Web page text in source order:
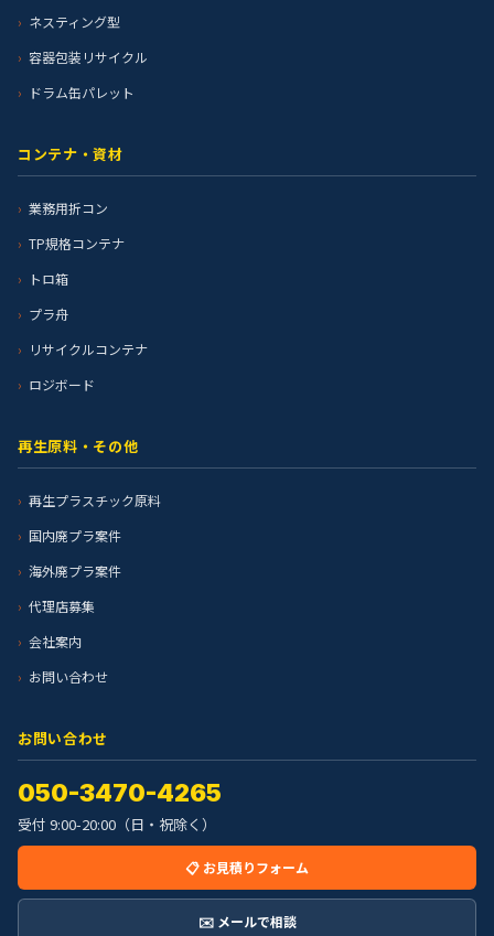
ネスティング型
容器包装リサイクル
ドラム缶パレット
コンテナ・資材
業務用折コン
TP規格コンテナ
トロ箱
プラ舟
リサイクルコンテナ
ロジボード
再生原料・その他
再生プラスチック原料
国内廃プラ案件
海外廃プラ案件
代理店募集
会社案内
お問い合わせ
お問い合わせ
050-3470-4265
受付 9:00-20:00（日・祝除く）
📋 お見積りフォーム
✉️ メールで相談